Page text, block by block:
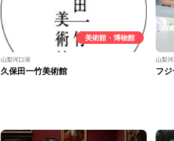
美術館・博物館
山梨河口湖
久保田一竹美術館
山梨
フ